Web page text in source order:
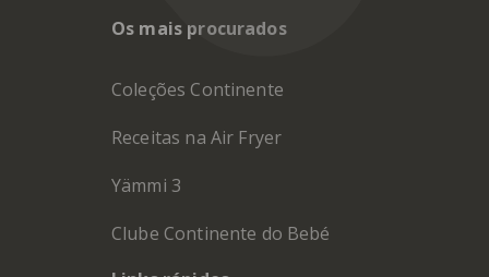
Os mais procurados
Coleções Continente
Receitas na Air Fryer
Yämmi 3
Clube Continente do Bebé